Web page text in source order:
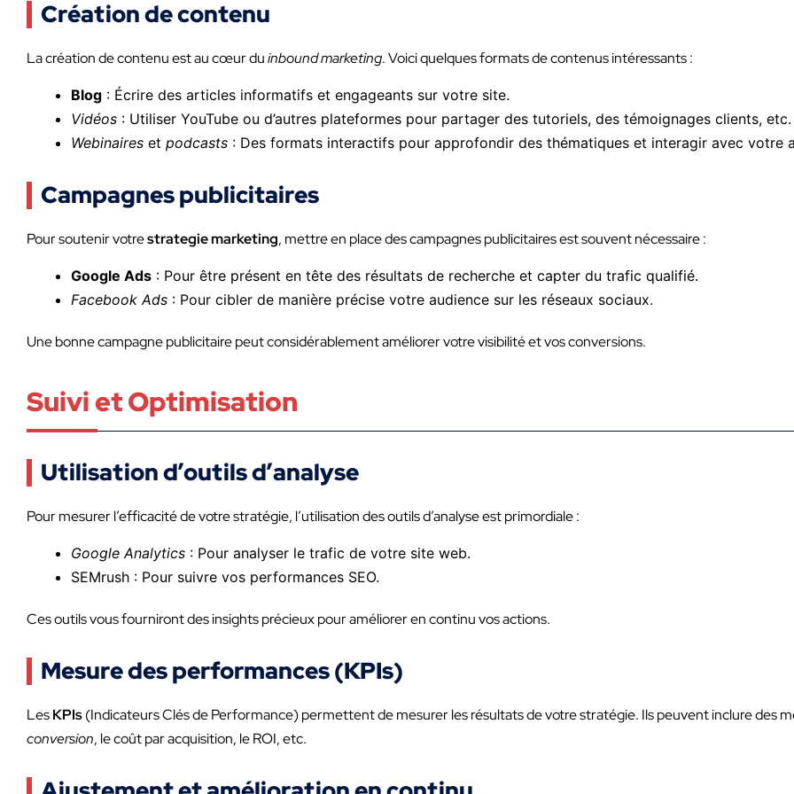
Création de contenu
La création de contenu est au cœur duinbound marketing. Voici quelques formats de contenus intéressants :
Blog : Écrire des articles informatifs et engageants sur votre site.
Vidéos : Utiliser YouTube ou d’autres plateformes pour partager des tutoriels, des témoignages clients, etc.
Webinaires et podcasts : Des formats interactifs pour approfondir des thématiques et interagir avec votre
Campagnes publicitaires
Pour soutenir votrestrategie marketing, mettre en place des campagnes publicitaires est souvent nécessaire :
Google Ads : Pour être présent en tête des résultats de recherche et capter du trafic qualifié.
Facebook Ads : Pour cibler de manière précise votre audience sur les réseaux sociaux.
Une bonne campagne publicitaire peut considérablement améliorer votre visibilité et vos conversions.
Suivi et Optimisation
Utilisation d’outils d’analyse
Pour mesurer l’efficacité de votre stratégie, l’utilisation des outils d’analyse est primordiale :
Google Analytics : Pour analyser le trafic de votre site web.
SEMrush : Pour suivre vos performances SEO.
Ces outils vous fourniront des insights précieux pour améliorer en continu vos actions.
Mesure des performances (KPIs)
LesKPIs(Indicateurs Clés de Performance) permettent de mesurer les résultats de votre stratégie. Ils peuvent inclure des
conversion, le coût par acquisition, le ROI, etc.